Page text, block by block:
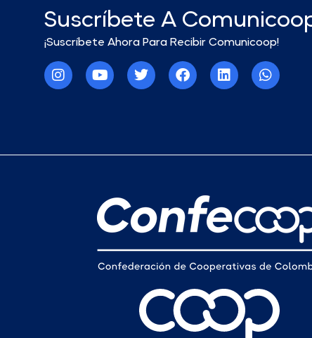
Suscríbete A
¡Suscríbete Ahora Para Recibir Comunicoop!